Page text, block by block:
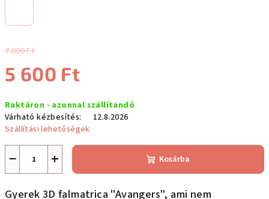
7 000 Ft
5 600 Ft
Raktáron - azonnal szállítandó
Várható kézbesítés:
12.8.2026
Szállítási lehetőségek
+
− Kosárba
Gyerek 3D falmatrica "Avangers", ami nem